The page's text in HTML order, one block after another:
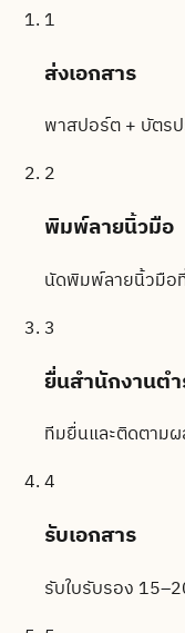
1
ส่งเอกสาร
พาสปอร์ต + บัตร
2
พิมพ์ลายนิ้วมือ
นัดพิมพ์ลายนิ้วมือ
3
ยื่นสำนักงานต
ทีมยื่นและติดตาม
4
รับเอกสาร
รับใบรับรอง